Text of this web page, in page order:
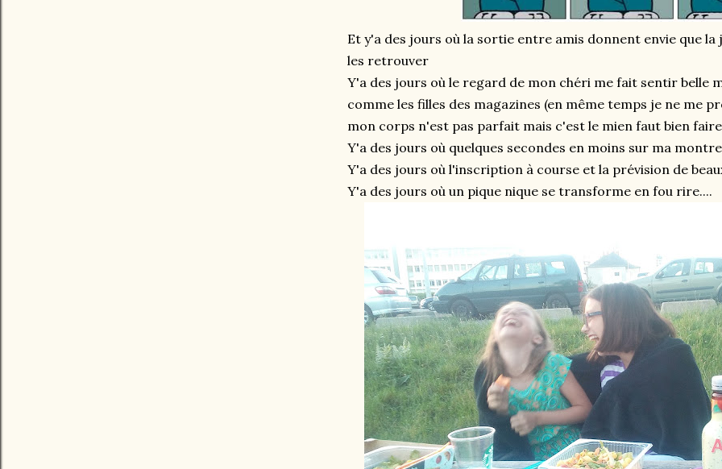
Et y'a des jours où la sortie entre amis donnent envie que
les retrouver
Y'a des jours où le regard de mon chéri me fait sentir belle
comme les filles des magazines (en même temps je ne me
mon corps n'est pas parfait mais c'est le mien faut bien faire
Y'a des jours où quelques secondes en moins sur ma
Y'a des jours où l'inscription à course et la prévision de
Y'a des jours où un pique nique se transforme en fou rire....